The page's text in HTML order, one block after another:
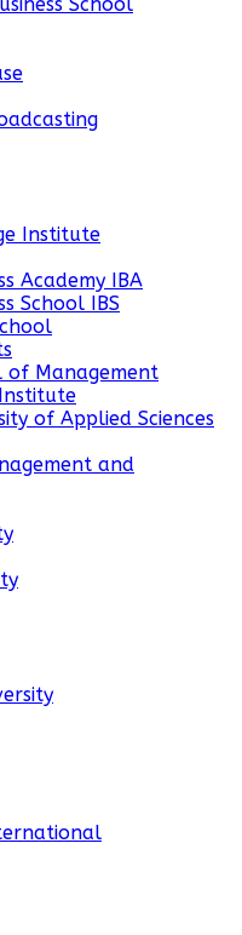
Institute
Academy IBA
School IBS
Management
of Applied Sciences
and